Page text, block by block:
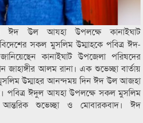
ঈদ উল আযহা উপলক্ষে কানাইঘাট
সকল মুসলিম উম্মাহকে পবিত্র ঈদ-
কানাইঘাট উপজেলা পরিষদের
জাহাঙ্গীর আলম রানা। এক শুভেচ্ছা বার্তায়
উম্মাহর আনন্দময় দিন ঈদ উল আজহা
পবিত্র ঈদুল আযহা উপলক্ষে সকল মুসলিম
আন্তরিক শুভেচ্ছা ও মোবারকবাদ। ঈদ